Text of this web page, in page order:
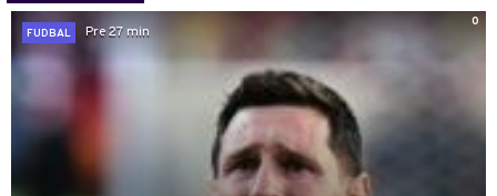
0
FUDBAL
Pre 27 min